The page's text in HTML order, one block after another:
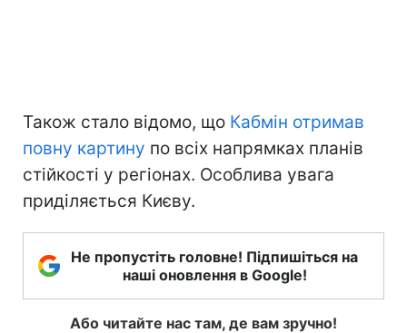
Також стало відомо, що Кабмін отримав
повну картину по всіх напрямках планів
стійкості у регіонах. Особлива увага
приділяється Києву.
Не пропустіть головне! Підпишіться на
наші оновлення в Google!
Або читайте нас там, де вам зручно!